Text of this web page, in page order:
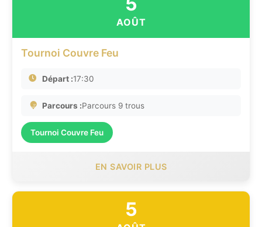
AOÛT
Tournoi Couvre Feu
Départ :17:30
Parcours :Parcours 9 trous
Tournoi Couvre Feu
EN SAVOIR PLUS
5